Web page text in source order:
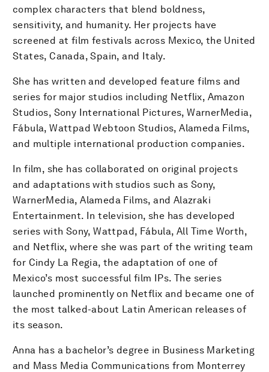
complex characters that blend boldness,
sensitivity, and humanity. Her projects have
screened at film festivals across Mexico, the United
States, Canada, Spain, and Italy.
She has written and developed feature films and
series for major studios including Netflix, Amazon
Studios, Sony International Pictures, WarnerMedia,
Fábula, Wattpad Webtoon Studios, Alameda Films,
and multiple international production companies.
In film, she has collaborated on original projects
and adaptations with studios such as Sony,
WarnerMedia, Alameda Films, and Alazraki
Entertainment. In television, she has developed
series with Sony, Wattpad, Fábula, All Time Worth,
and Netflix, where she was part of the writing team
for Cindy La Regia, the adaptation of one of
Mexico’s most successful film IPs. The series
launched prominently on Netflix and became one of
the most talked-about Latin American releases of
its season.
Anna has a bachelor’s degree in Business Marketing
and Mass Media Communications from Monterrey